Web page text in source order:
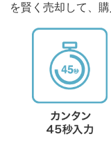
を賢く売却して、